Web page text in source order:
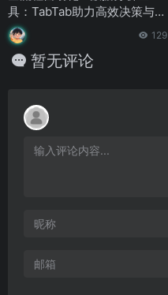
具：TabTab助力高效决策与洞
察
129
暂无评论